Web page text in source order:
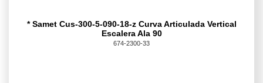
* Samet Cus-300-5-090-18-z Curva Articulada Vertical
Escalera Ala 90
674-2300-33